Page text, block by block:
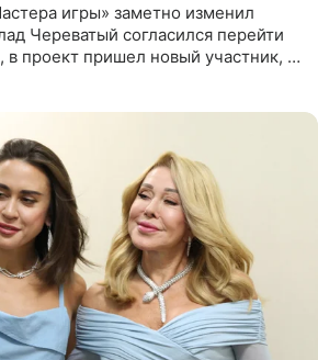
игры» заметно изменил
Череватый согласился перейти
в проект пришел новый участник, а